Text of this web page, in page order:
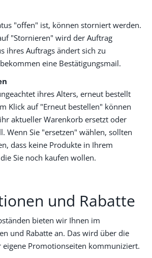
"offen" ist, können storniert werden.
"Stornieren" wird der Auftrag
ihres Auftrags ändert sich zu
eine Bestätigungsmail.
ihres Alters, erneut bestellt
Klick auf "Erneut bestellen" können
aktueller Warenkorb ersetzt oder
Wenn Sie "ersetzen" wählen, sollten
dass keine Produkte in Ihrem
Sie noch kaufen wollen.
und Rabatte
bieten wir Ihnen im
und Rabatte an. Das wird über die
eigene Promotionseiten kommuniziert.